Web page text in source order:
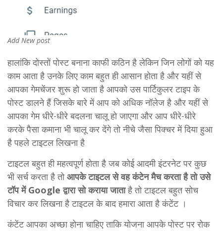
Add New post
हालांकि दोस्तों पोस्ट बनाना काफी कठिन है लेकिन जिन लोगों को यह
काम आता है उनके लिए काम बहुत ही आसान होता है और यहीं से
आपका गेमचेंजर शुरू हो जाता है आपको उस पार्टिकुलर टाइप के
पोस्ट डालने हैं जिसके बारे में आप को अधिक नॉलेज है और यहीं से
आपका गेम धीरे-धीरे बदलना चालू हो जाएगा और आप धीरे-धीरे
करके पैसा कमाना भी चालू कर देंगे तो नीचे जैसा पिक्चर में दिया हुआ
है पहले टाइटल लिखना है
टाइटल बहुत ही महत्वपूर्ण होता है जब कोई आदमी इंटरनेट पर कुछ
भी सर्च करता है तोआपके टाइटल से वह कंटेन मैच करता है तो उसे
टॉप में Google द्वारा सो कराया जाताहै तो टाइटल बहुत सोच
विचार कर लिखना है टाइटल के बाद हमारा आता है कंटेंट ।
कंटेंट आपका अच्छा होना चाहिए ताकि योजना आपके पोस्ट पर रोक